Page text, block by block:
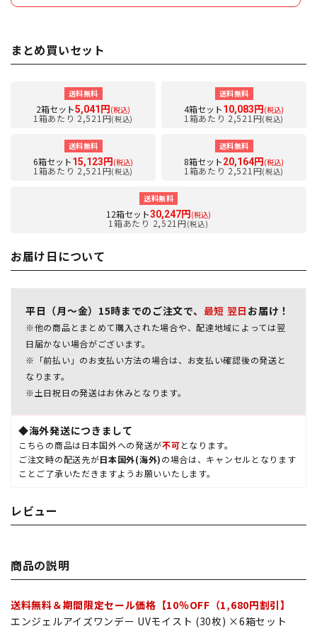
まとめ買いセット
送料無料
2箱セット5,041円 (税込)
1箱あたり 2,521円(税込)
送料無料
4箱セット10,083円 (税込)
1箱あたり 2,521円(税込)
送料無料
6箱セット15,123円 (税込)
1箱あたり 2,521円(税込)
送料無料
8箱セット20,164円 (税込)
1箱あたり 2,521円(税込)
送料無料
12箱セット30,247円 (税込)
1箱あたり 2,521円(税込)
お届け日について
平日（月～金）15時までのご注文で、 最短 翌日 お届け！
※他の商品とまとめて購入された場合や、配達地域によっては翌
日届かない場合がございます。
※「前払い」のお支払い方法の場合は、お支払い確認後の発送と
なります。
※土日祝日の発送はお休みとなります。
◆海外発送につきまして
こちらの商品は日本国外への発送が不可となります。
ご注文時の配送先が日本国外(海外)の場合は、キャンセルとなります
ことご了承いただきますようお願いいたします。
レビュー
商品の説明
送料無料＆期間限定セール価格【10％OFF（1,680円割引】
エンジェルアイズワンデー UVモイスト (30枚) ×6箱セット